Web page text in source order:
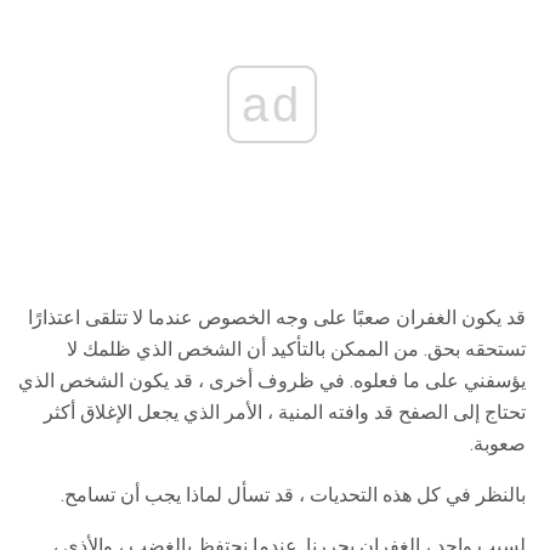
ad
قد يكون الغفران صعبًا على وجه الخصوص عندما لا تتلقى اعتذارًا
تستحقه بحق. من الممكن بالتأكيد أن الشخص الذي ظلمك لا
يؤسفني على ما فعلوه. في ظروف أخرى ، قد يكون الشخص الذي
تحتاج إلى الصفح قد وافته المنية ، الأمر الذي يجعل الإغلاق أكثر
صعوبة.
بالنظر في كل هذه التحديات ، قد تسأل لماذا يجب أن تسامح.
لسبب واحد ، الغفران يحررنا. عندما نحتفظ بالغضب ، والأذى ،